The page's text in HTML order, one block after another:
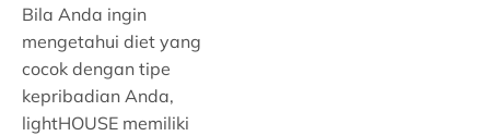
Bila Anda ingin
mengetahui diet yang
cocok dengan tipe
kepribadian Anda,
lightHOUSE memiliki